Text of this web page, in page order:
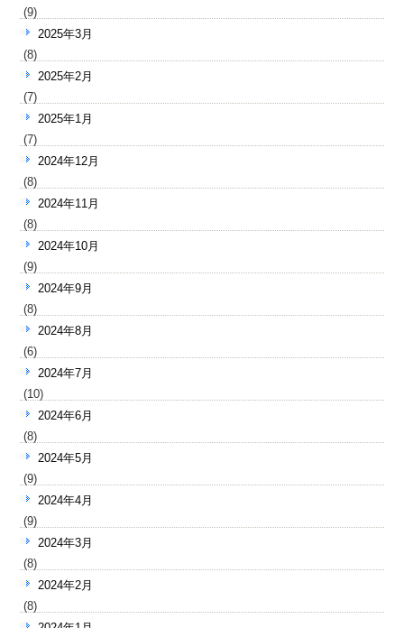
(9)
2025年3月
(8)
2025年2月
(7)
2025年1月
(7)
2024年12月
(8)
2024年11月
(8)
2024年10月
(9)
2024年9月
(8)
2024年8月
(6)
2024年7月
(10)
2024年6月
(8)
2024年5月
(9)
2024年4月
(9)
2024年3月
(8)
2024年2月
(8)